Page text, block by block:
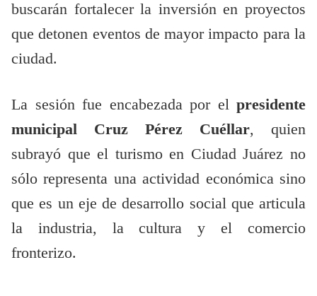
buscarán fortalecer la inversión en proyectos
que detonen eventos de mayor impacto para la
ciudad.
La sesión fue encabezada por elpresidente
municipal Cruz Pérez Cuéllar, quien
subrayó que el turismo en Ciudad Juárez no
sólo representa una actividad económica sino
que es un eje de desarrollo social que articula
la industria, la cultura y el comercio
fronterizo.